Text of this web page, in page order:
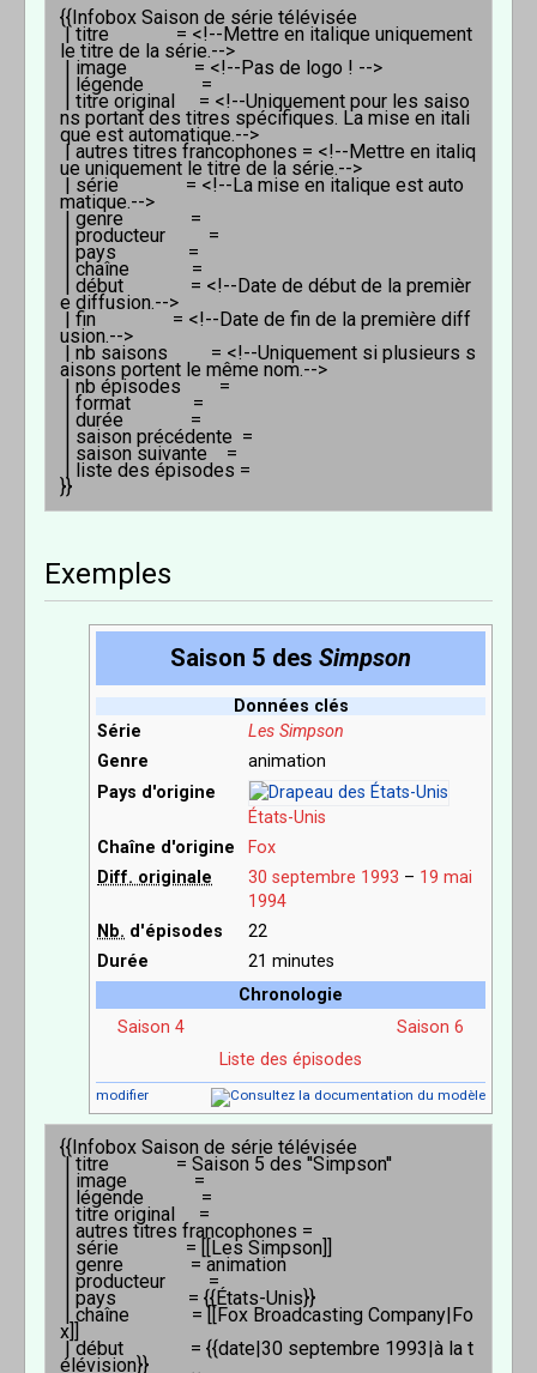
{{Infobox Saison de série télévisée
| titre              = <!--Mettre en italique uniquement
le titre de la série.-->
ns portant des titres spécifiques. La mise en itali
que est automatique.-->
ue uniquement le titre de la série.-->
matique.-->
e diffusion.-->
usion.-->
aisons portent le même nom.-->
Exemples
Saison 5 des Simpson
Données clés
Série
Les Simpson
Genre
animation
Pays d'origine
États-Unis
Chaîne d'origine
Fox
Diff. originale
30 septembre 1993 – 19 mai
1994
Nb. d'épisodes
22
Durée
21 minutes
Chronologie
Saison 4
Saison 6
Liste des épisodes
modifier
{{Infobox Saison de série télévisée
| titre              = Saison 5 des ''Simpson''
x]]
élévision}}